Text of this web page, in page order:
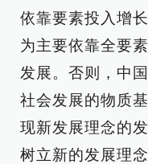
依靠要素投入增
为主要依靠全要
发展。否则，中
社会发展的物质
现新发展理念的
树立新的发展理